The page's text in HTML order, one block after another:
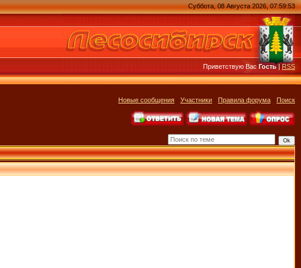
Суббота, 08 Августа 2026, 07:59:53
Приветствую ВасГость|RSS
Новые сообщения · Участники · Правила форума · Поиск